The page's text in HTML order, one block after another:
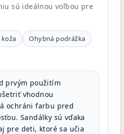
sú ideálnou voľbou pre
Ohybná podrážka
prvým použitím
vhodnou
ochráni farbu pred
Sandálky sú vďaka
pre deti, ktoré sa učia